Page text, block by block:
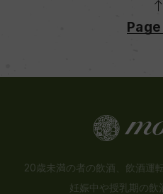
20歳未満の者の飲酒、飲酒運
妊娠中や授乳期の飲